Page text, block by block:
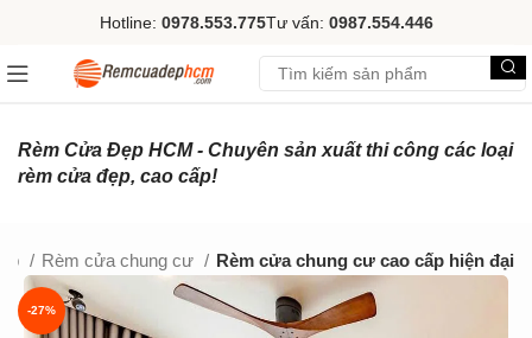
Hotline: 0978.553.775Tư vấn: 0987.554.446
Rèm Cửa Đẹp HCM - Chuyên sản xuất thi công các loại
rèm cửa đẹp, cao cấp!
Rèm cửa chung cư Rèm cửa chung cư cao cấp hiện đại
-27%